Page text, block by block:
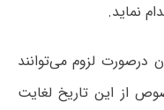
نماید.
درصورت لزوم می‌توانند
از این تاریخ لغایت